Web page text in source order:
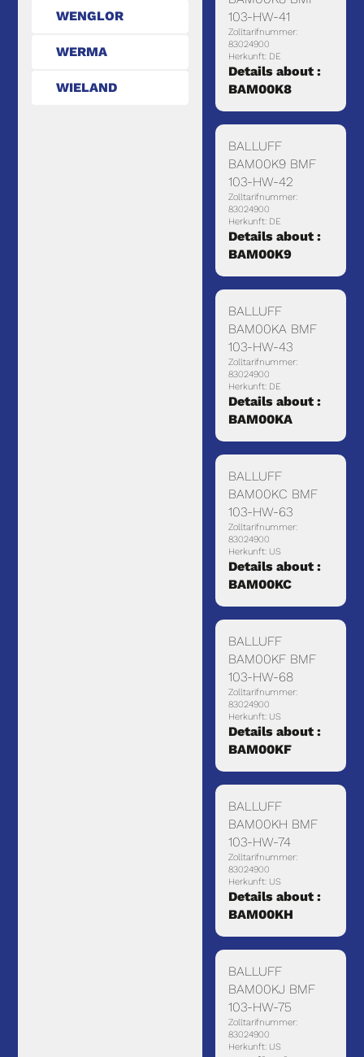
WENGLOR
WERMA
WIELAND
103-HW-41
Zolltarifnummer:
83024900
Herkunft: DE
Details about :
BAM00K8
BALLUFF
BAM00K9 BMF
103-HW-42
Zolltarifnummer:
83024900
Herkunft: DE
Details about :
BAM00K9
BALLUFF
BAM00KA BMF
103-HW-43
Zolltarifnummer:
83024900
Herkunft: DE
Details about :
BAM00KA
BALLUFF
BAM00KC BMF
103-HW-63
Zolltarifnummer:
83024900
Herkunft: US
Details about :
BAM00KC
BALLUFF
BAM00KF BMF
103-HW-68
Zolltarifnummer:
83024900
Herkunft: US
Details about :
BAM00KF
BALLUFF
BAM00KH BMF
103-HW-74
Zolltarifnummer:
83024900
Herkunft: US
Details about :
BAM00KH
BALLUFF
BAM00KJ BMF
103-HW-75
Zolltarifnummer:
83024900
Herkunft: US